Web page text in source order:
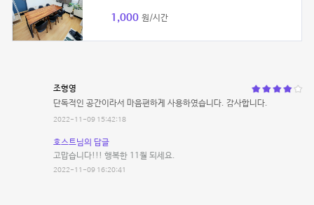
1,000 원/시간
조형영
단독적인 공간이라서 마음편하게 사용하였습니다. 감사합니다.
2022-11-09 15:42:18
호스트님의 답글
고맙습니다!!! 행복한 11월 되세요.
2022-11-09 16:20:41